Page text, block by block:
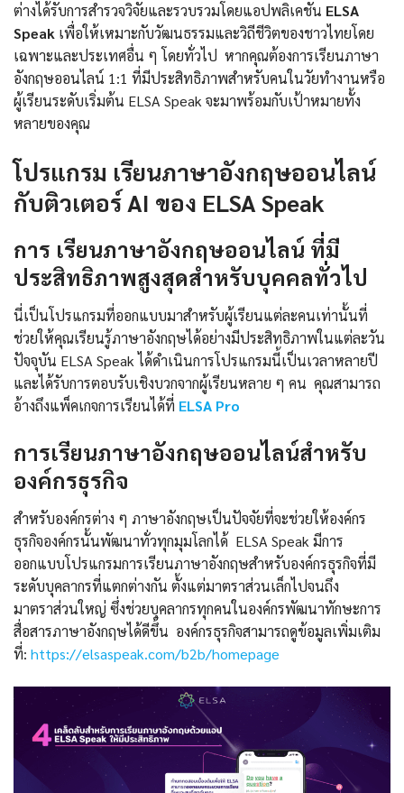
ต่างได้รับการสำรวจวิจัยและรวบรวมโดยแอปพลิเคชัน ELSA
Speak เพื่อให้เหมาะกับวัฒนธรรมและวิถีชีวิตของชาวไทยโดย
เฉพาะและประเทศอื่น ๆ โดยทั่วไป หากคุณต้องการเรียนภาษา
อังกฤษออนไลน์ 1:1 ที่มีประสิทธิภาพสำหรับคนในวัยทำงานหรือ
ผู้เรียนระดับเริ่มต้น ELSA Speak จะมาพร้อมกับเป้าหมายทั้ง
หลายของคุณ
โปรแกรม เรียนภาษาอังกฤษออนไลน์
กับติวเตอร์ AI ของ ELSA Speak
การ เรียนภาษาอังกฤษออนไลน์ ที่มี
ประสิทธิภาพสูงสุดสำหรับบุคคลทั่วไป
นี่เป็นโปรแกรมที่ออกแบบมาสำหรับผู้เรียนแต่ละคนเท่านั้นที่
ช่วยให้คุณเรียนรู้ภาษาอังกฤษได้อย่างมีประสิทธิภาพในแต่ละวัน
ปัจจุบัน ELSA Speak ได้ดำเนินการโปรแกรมนี้เป็นเวลาหลายปี
และได้รับการตอบรับเชิงบวกจากผู้เรียนหลาย ๆ คน คุณสามารถ
อ้างถึงแพ็คเกจการเรียนได้ที่ ELSA Pro
การเรียนภาษาอังกฤษออนไลน์สำหรับ
องค์กรธุรกิจ
สำหรับองค์กรต่าง ๆ ภาษาอังกฤษเป็นปัจจัยที่จะช่วยให้องค์กร
ธุรกิจองค์กรนั้นพัฒนาทั่วทุกมุมโลกได้ ELSA Speak มีการ
ออกแบบโปรแกรมการเรียนภาษาอังกฤษสำหรับองค์กรธุรกิจที่มี
ระดับบุคลากรที่แตกต่างกัน ตั้งแต่มาตราส่วนเล็กไปจนถึง
มาตราส่วนใหญ่ ซึ่งช่วยบุคลากรทุกคนในองค์กรพัฒนาทักษะการ
สื่อสารภาษาอังกฤษได้ดีขึ้น องค์กรธุรกิจสามารถดูข้อมูลเพิ่มเติม
ที่: https://elsaspeak.com/b2b/homepage